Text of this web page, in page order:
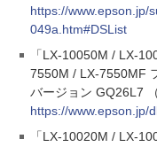
https://www.epson.jp/
049a.htm#DSList
「LX-10050M / LX-
7550M / LX-7550MF
バージョン GQ26L7
https://www.epson.jp/
「LX-10020M / LX-